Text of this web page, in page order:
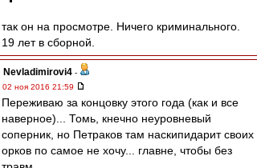
так он на просмотре. Ничего криминального.
19 лет в сборной.
Nevladimirovi4 -
02 ноя 2016 21:59
Переживаю за концовку этого года (как и все
наверное)... Томь, кнечно неуровневый
соперник, но Петраков там наскипидарит своих
орков по самое не хочу... главне, чтобы без